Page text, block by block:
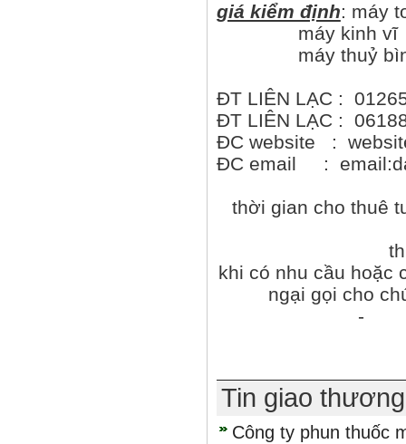
giá kiểm định: máy
máy kinh vĩ -
máy thuỷ bình -
ĐT LIÊN LẠC :
ĐT LIÊN LẠC :
ĐC website :
ĐC email :
thời gian cho thuê
khi có nhu cầu hoặc
ngại gọi cho
-
Tin giao
Công ty phun thuốc